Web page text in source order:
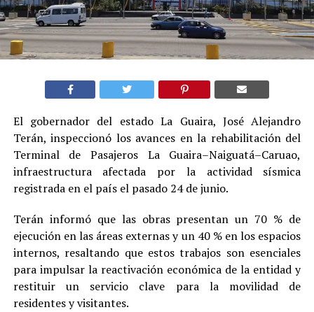
El gobernador del estado La Guaira, José Alejandro
Terán, inspeccionó los avances en la rehabilitación del
Terminal de Pasajeros La Guaira–Naiguatá–Caruao,
infraestructura afectada por la actividad sísmica
registrada en el país el pasado 24 de junio.
Terán informó que las obras presentan un 70 % de
ejecución en las áreas externas y un 40 % en los espacios
internos, resaltando que estos trabajos son esenciales
para impulsar la reactivación económica de la entidad y
restituir un servicio clave para la movilidad de
residentes y visitantes.